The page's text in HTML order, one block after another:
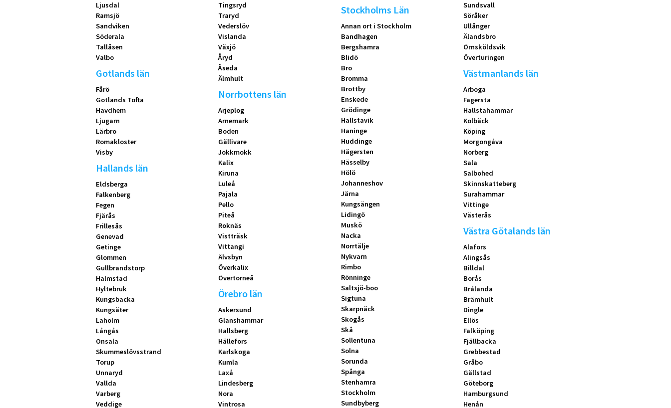
Ljusdal
Ramsjö
Sandviken
Söderala
Tallåsen
Valbo
Gotlands län
Fårö
Gotlands Tofta
Havdhem
Ljugarn
Lärbro
Romakloster
Visby
Hallands län
Eldsberga
Falkenberg
Fegen
Fjärås
Frillesås
Genevad
Getinge
Glommen
Gullbrandstorp
Halmstad
Hyltebruk
Kungsbacka
Kungsäter
Laholm
Långås
Onsala
Skummeslövsstrand
Torup
Unnaryd
Vallda
Varberg
Veddige
Tingsryd
Traryd
Vederslöv
Vislanda
Växjö
Åryd
Åseda
Älmhult
Norrbottens län
Arjeplog
Arnemark
Boden
Gällivare
Jokkmokk
Kalix
Kiruna
Luleå
Pajala
Pello
Piteå
Roknäs
Vistträsk
Vittangi
Älvsbyn
Överkalix
Övertorneå
Örebro län
Askersund
Glanshammar
Hallsberg
Hällefors
Karlskoga
Kumla
Laxå
Lindesberg
Nora
Vintrosa
Stockholms Län
Annan ort i Stockholm
Bandhagen
Bergshamra
Blidö
Bro
Bromma
Brottby
Enskede
Grödinge
Hallstavik
Haninge
Huddinge
Hägersten
Hässelby
Hölö
Johanneshov
Järna
Kungsängen
Lidingö
Muskö
Nacka
Norrtälje
Nykvarn
Rimbo
Rönninge
Saltsjö-boo
Sigtuna
Skarpnäck
Skogås
Skå
Sollentuna
Solna
Sorunda
Spånga
Stenhamra
Stockholm
Sundbyberg
Sundsvall
Söråker
Ullånger
Älandsbro
Örnsköldsvik
Överturingen
Västmanlands län
Arboga
Fagersta
Hallstahammar
Kolbäck
Köping
Morgongåva
Norberg
Sala
Salbohed
Skinnskatteberg
Surahammar
Vittinge
Västerås
Västra Götalands län
Alafors
Alingsås
Billdal
Borås
Brålanda
Brämhult
Dingle
Ellös
Falköping
Fjällbacka
Grebbestad
Gråbo
Gällstad
Göteborg
Hamburgsund
Henån